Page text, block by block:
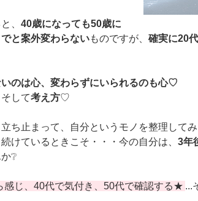
、 40歳になっても50歳に
と案外変わらないものですが、 確実に20
のは心、変わらずにいられるのも心♡
して考え方♡
ち止まって、自分というモノを整理して
けているときこそ・・・今の自分は、 3年
❔
じ、40代で気付き、50代で確認する★ ...